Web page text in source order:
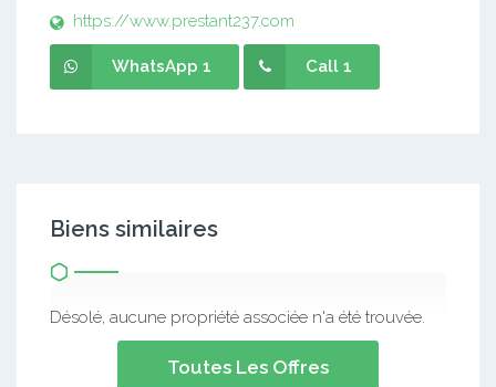
https://www.prestant237.com
WhatsApp 1 Call 1
Biens similaires
Désolé, aucune propriété associée n'a été trouvée.
Toutes Les Offres